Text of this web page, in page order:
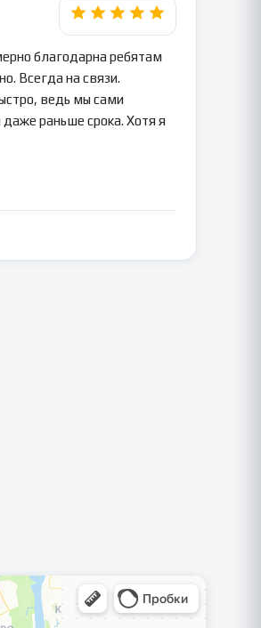
благодарна ребятам
Всегда на связи.
ведь мы сами
раньше срока. Хотя я